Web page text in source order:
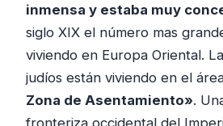
inmensa y estaba muy
siglo XIX el número mas
viviendo en Europa Oriental.
judíos están viviendo en el
Zona de Asentamiento».
fronteriza occidental del